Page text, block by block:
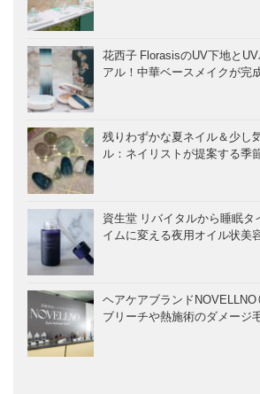
花西子 FlorasisのUV下地と
アル！中華ベースメイクが完
残りわずかな夏ネイル＆少し
ル：ネイリストが提案する季
資生堂 リバイタルから睡眠タ
イムに変える夜用オイル状美
ヘアケアブランドNOVELLNO
ブリーチや熱施術のダメージ